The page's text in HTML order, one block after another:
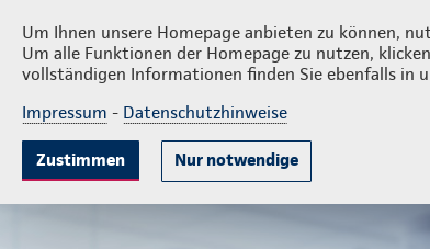
Um Ihnen unsere Homepage anbieten zu können,
Um alle Funktionen der Homepage zu nutzen,
vollständigen Informationen finden Sie ebenfalls in
Impressum - Datenschutzhinweise
Zustimmen Nur notwendige
Dennis Gnich Privatkunden
Krankenversicherung
Generalagentur Dennis Gnich